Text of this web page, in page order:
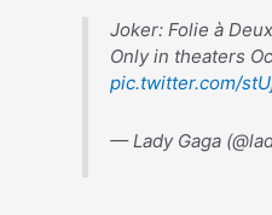
Joker: Folie à Deux
Only in theaters
pic.twitter.com/
— Lady Gaga